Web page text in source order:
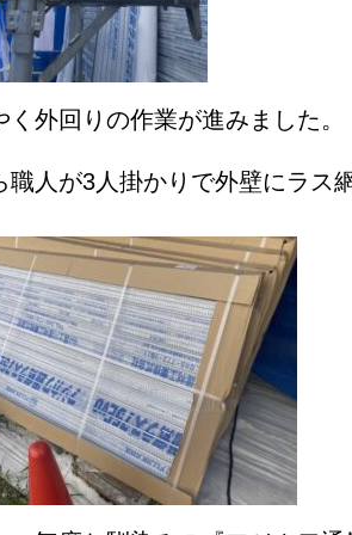
く外回りの作業が進みました。
職人が3人掛かりで外壁にラス